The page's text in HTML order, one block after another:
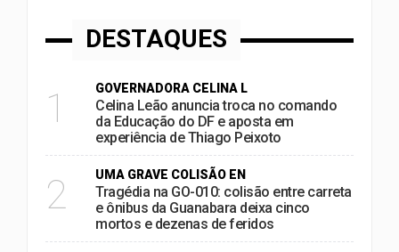
DESTAQUES
1 GOVERNADORA CELINA L
Celina Leão anuncia troca no comando
da Educação do DF e aposta em
experiência de Thiago Peixoto
2 UMA GRAVE COLISÃO EN
Tragédia na GO-010: colisão entre carreta
e ônibus da Guanabara deixa cinco
mortos e dezenas de feridos